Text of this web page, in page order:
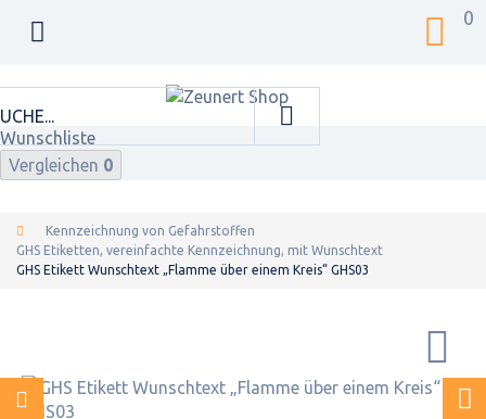
0
Wunschliste
Vergleichen 0
Kennzeichnung von Gefahrstoffen
GHS Etiketten, vereinfachte Kennzeichnung, mit Wunschtext
GHS Etikett Wunschtext „Flamme über einem Kreis“ GHS03